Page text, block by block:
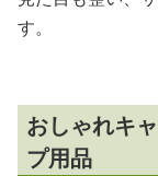
す。
おしゃれキ
プ用品